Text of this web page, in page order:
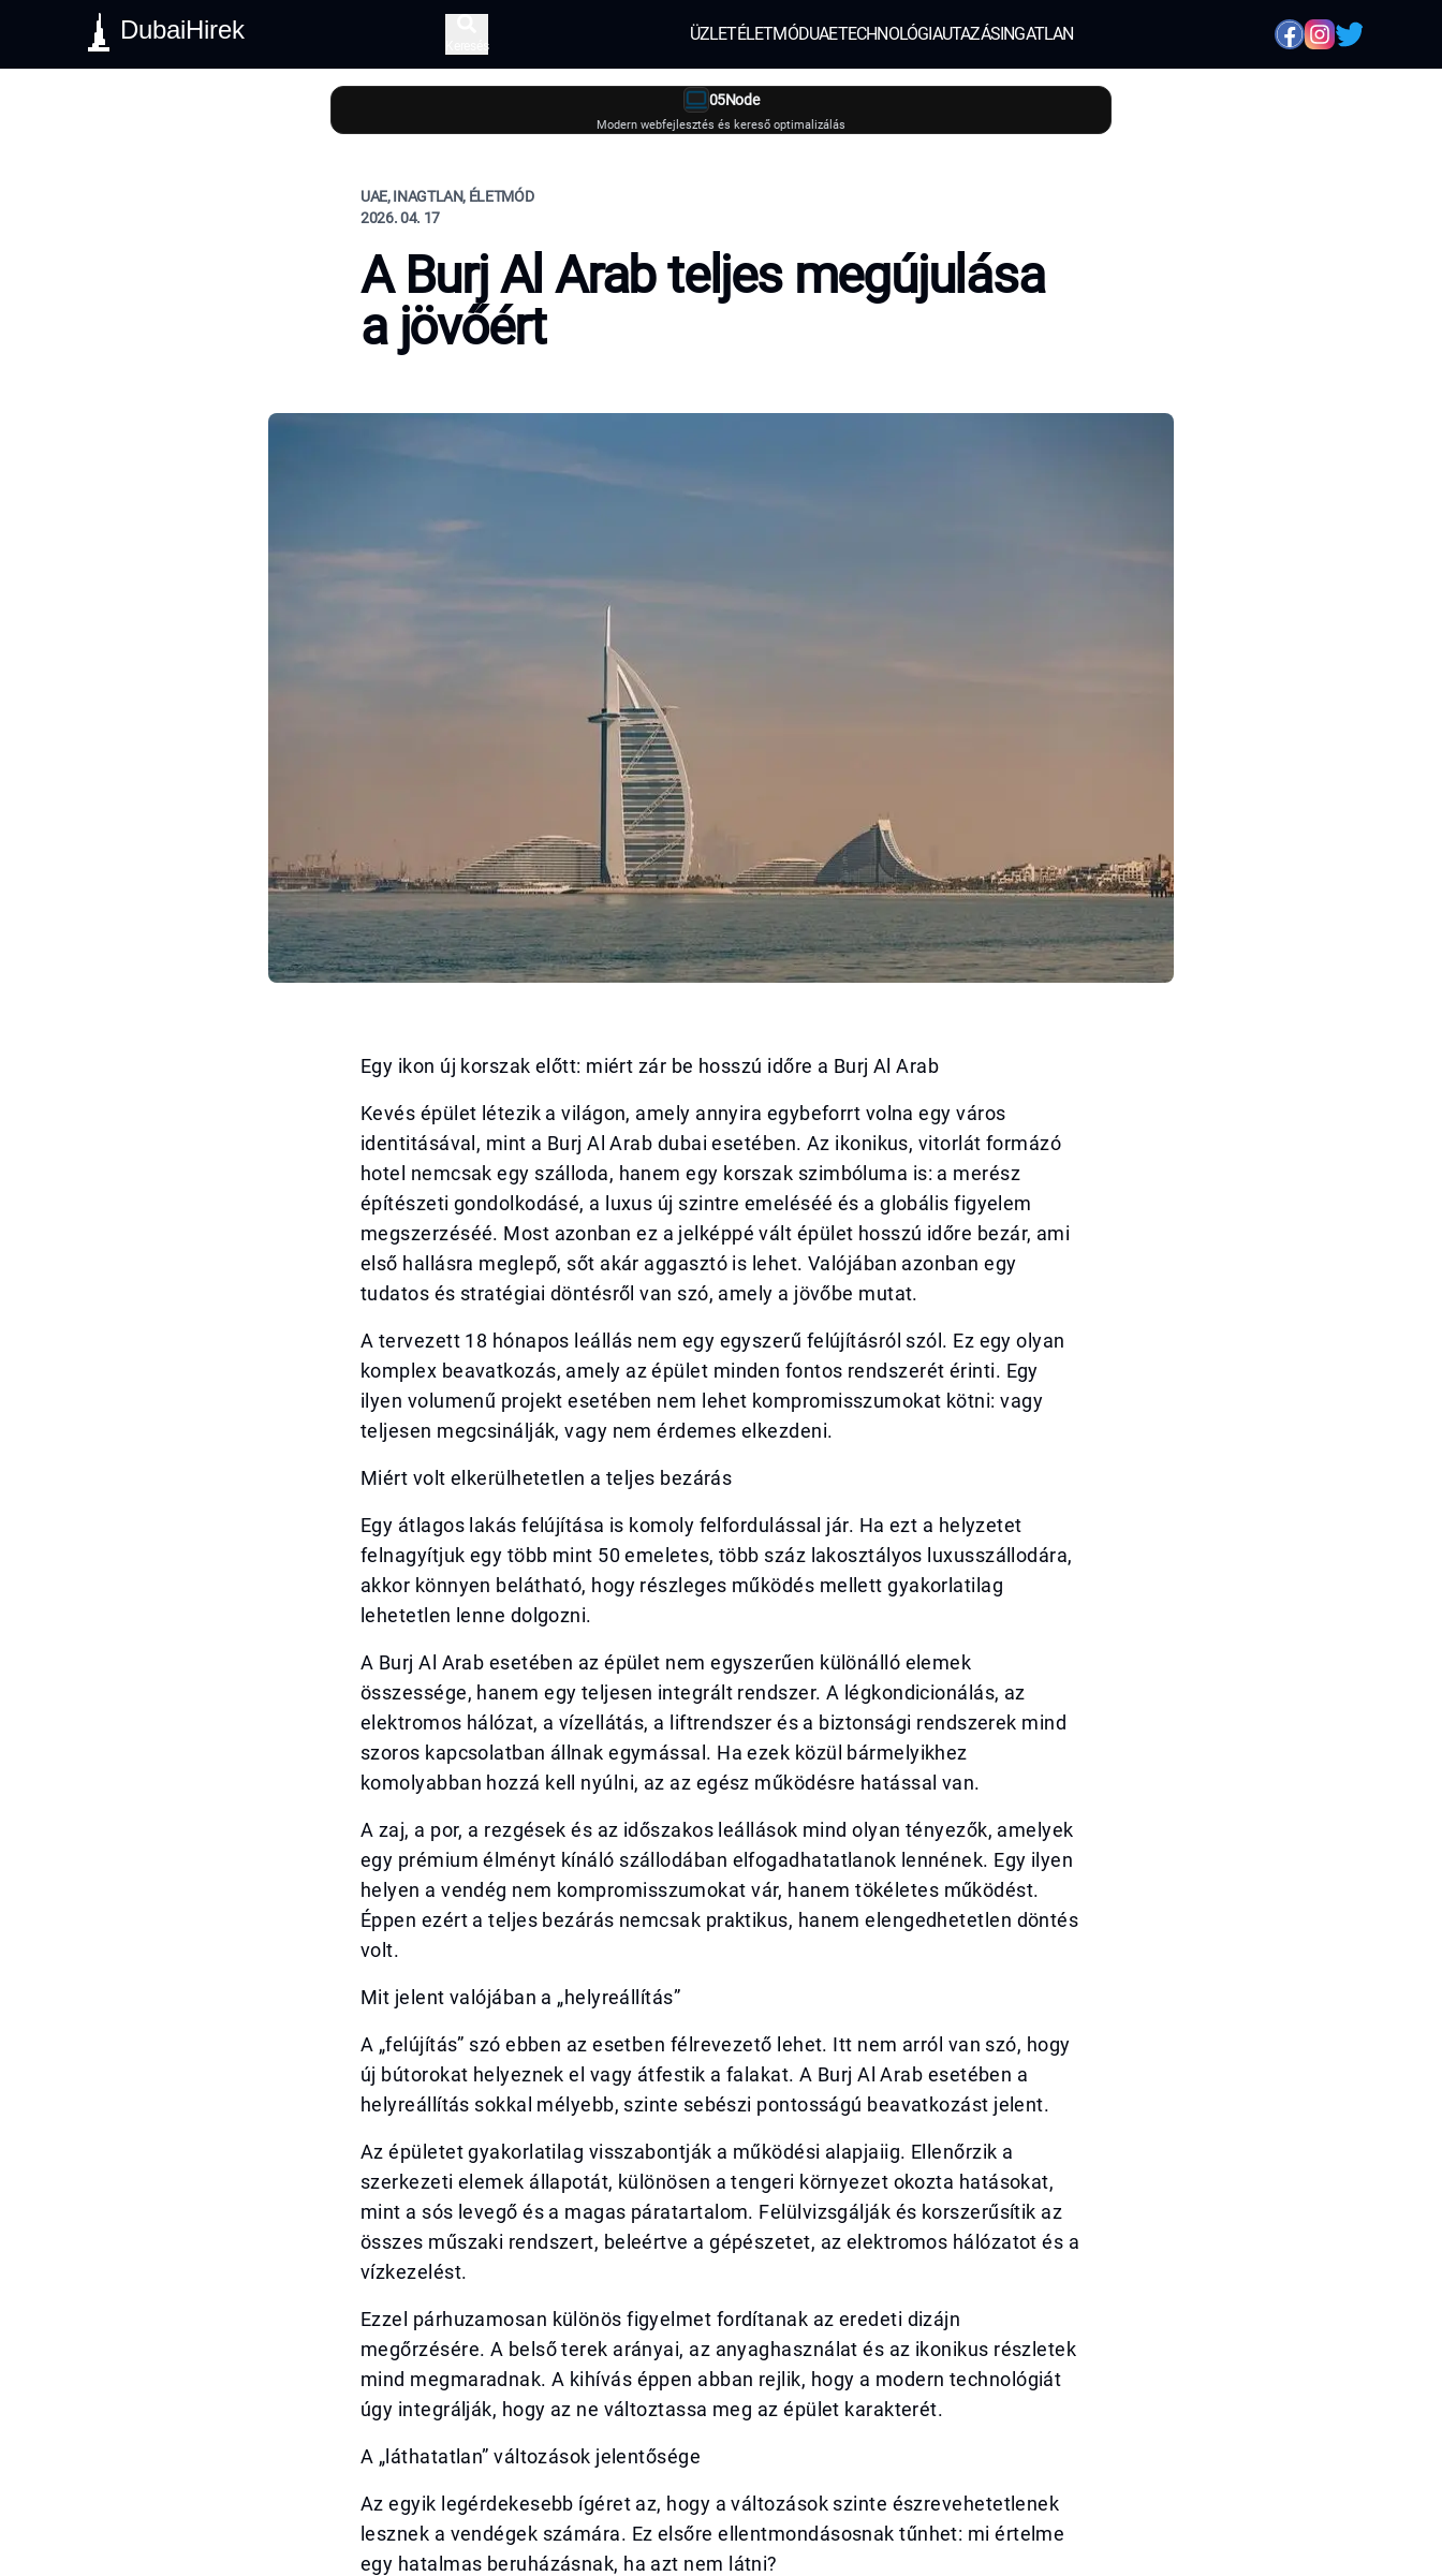
DubaiHirek
Keresés
ÜZLETÉLETMÓDUAETECHNOLÓGIAUTAZÁSINGATLAN
05Node
Modern webfejlesztés és kereső optimalizálás
UAE, INAGTLAN, ÉLETMÓD
2026. 04. 17
A Burj Al Arab teljes megújulása
a jövőért
Egy ikon új korszak előtt: miért zár be hosszú időre a Burj Al Arab
Kevés épület létezik a világon, amely annyira egybeforrt volna egy város
identitásával, mint a Burj Al Arab dubai esetében. Az ikonikus, vitorlát formázó
hotel nemcsak egy szálloda, hanem egy korszak szimbóluma is: a merész
építészeti gondolkodásé, a luxus új szintre emeléséé és a globális figyelem
megszerzéséé. Most azonban ez a jelképpé vált épület hosszú időre bezár, ami
első hallásra meglepő, sőt akár aggasztó is lehet. Valójában azonban egy
tudatos és stratégiai döntésről van szó, amely a jövőbe mutat.
A tervezett 18 hónapos leállás nem egy egyszerű felújításról szól. Ez egy olyan
komplex beavatkozás, amely az épület minden fontos rendszerét érinti. Egy
ilyen volumenű projekt esetében nem lehet kompromisszumokat kötni: vagy
teljesen megcsinálják, vagy nem érdemes elkezdeni.
Miért volt elkerülhetetlen a teljes bezárás
Egy átlagos lakás felújítása is komoly felfordulással jár. Ha ezt a helyzetet
felnagyítjuk egy több mint 50 emeletes, több száz lakosztályos luxusszállodára,
akkor könnyen belátható, hogy részleges működés mellett gyakorlatilag
lehetetlen lenne dolgozni.
A Burj Al Arab esetében az épület nem egyszerűen különálló elemek
összessége, hanem egy teljesen integrált rendszer. A légkondicionálás, az
elektromos hálózat, a vízellátás, a liftrendszer és a biztonsági rendszerek mind
szoros kapcsolatban állnak egymással. Ha ezek közül bármelyikhez
komolyabban hozzá kell nyúlni, az az egész működésre hatással van.
A zaj, a por, a rezgések és az időszakos leállások mind olyan tényezők, amelyek
egy prémium élményt kínáló szállodában elfogadhatatlanok lennének. Egy ilyen
helyen a vendég nem kompromisszumokat vár, hanem tökéletes működést.
Éppen ezért a teljes bezárás nemcsak praktikus, hanem elengedhetetlen döntés
volt.
Mit jelent valójában a „helyreállítás”
A „felújítás” szó ebben az esetben félrevezető lehet. Itt nem arról van szó, hogy
új bútorokat helyeznek el vagy átfestik a falakat. A Burj Al Arab esetében a
helyreállítás sokkal mélyebb, szinte sebészi pontosságú beavatkozást jelent.
Az épületet gyakorlatilag visszabontják a működési alapjaiig. Ellenőrzik a
szerkezeti elemek állapotát, különösen a tengeri környezet okozta hatásokat,
mint a sós levegő és a magas páratartalom. Felülvizsgálják és korszerűsítik az
összes műszaki rendszert, beleértve a gépészetet, az elektromos hálózatot és a
vízkezelést.
Ezzel párhuzamosan különös figyelmet fordítanak az eredeti dizájn
megőrzésére. A belső terek arányai, az anyaghasználat és az ikonikus részletek
mind megmaradnak. A kihívás éppen abban rejlik, hogy a modern technológiát
úgy integrálják, hogy az ne változtassa meg az épület karakterét.
A „láthatatlan” változások jelentősége
Az egyik legérdekesebb ígéret az, hogy a változások szinte észrevehetetlenek
lesznek a vendégek számára. Ez elsőre ellentmondásosnak tűnhet: mi értelme
egy hatalmas beruházásnak, ha azt nem látni?